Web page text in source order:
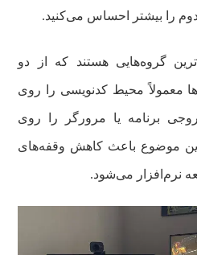
دوم را بیشتر احساس می‌کنید.
گروه‌هایی هستند که از دو
معمولاً محیط کدنویسی را روی
برنامه یا مرورگر را روی
موضوع باعث کاهش وقفه‌های
نرم‌افزار می‌شود.